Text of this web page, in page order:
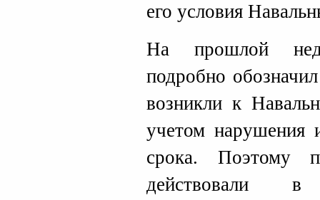
его условия
На прошлой
подробно
возникли к
учетом нарушения
срока. Поэтому
действовали в